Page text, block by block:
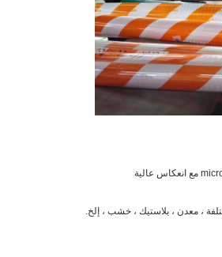
اترك رسالة